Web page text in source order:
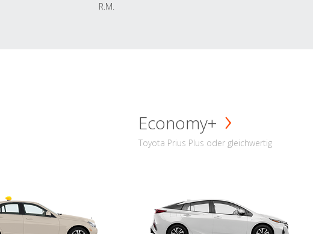
R.M.
Economy+
Toyota Prius Plus oder gleichwertig